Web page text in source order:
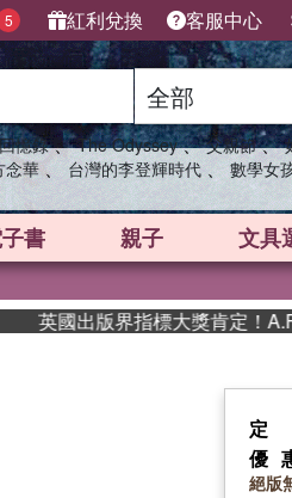
5 紅利兌換 客服中心
憶錄 、 The Odyssey 、 父親節 、
念華 、 台灣的李登輝時代 、 數學女
書 親子 文具
英國出版界指標大獎肯定！A.F.
優
絕版